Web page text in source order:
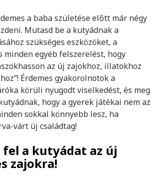
a baba születése előtt már négy
Mutasd be a kutyádnak a
szükséges eszközöket, a
minden egyéb felszerelést, hogy
az új zajokhoz, illatokhoz
Érdemes gyakorolnotok a
körüli nyugodt viselkedést, és meg
hogy a gyerek játékai nem az
sokkal könnyebb lesz, ha
várt új családtag!
fel a kutyádat az új
zajokra!